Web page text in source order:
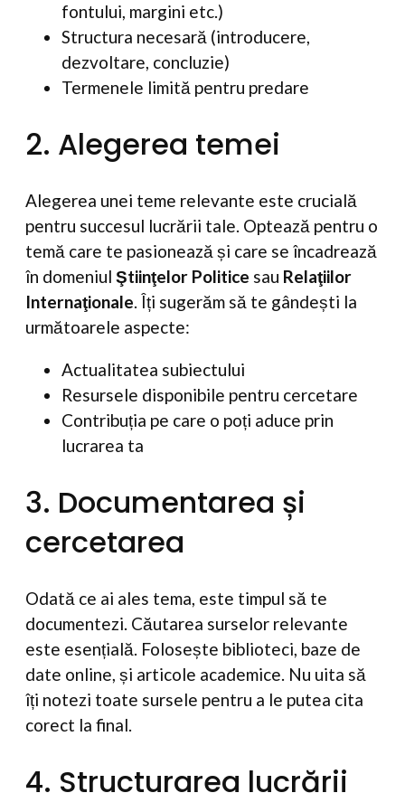
fontului, margini etc.)
Structura necesară (introducere,
dezvoltare, concluzie)
Termenele limită pentru predare
2. Alegerea temei
Alegerea unei teme relevante este crucială
pentru succesul lucrării tale. Optează pentru o
temă care te pasionează și care se încadrează
în domeniul Ştiinţelor Politice sau Relaţiilor
Internaţionale. Îți sugerăm să te gândești la
următoarele aspecte:
Actualitatea subiectului
Resursele disponibile pentru cercetare
Contribuția pe care o poți aduce prin
lucrarea ta
3. Documentarea și
cercetarea
Odată ce ai ales tema, este timpul să te
documentezi. Căutarea surselor relevante
este esențială. Folosește biblioteci, baze de
date online, și articole academice. Nu uita să
îți notezi toate sursele pentru a le putea cita
corect la final.
4. Structurarea lucrării